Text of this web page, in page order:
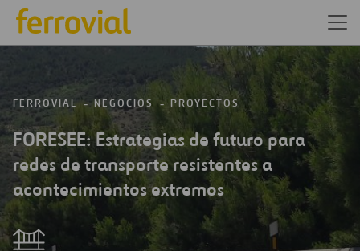
FERROVIAL NEGOCIOS PROYECTOS
FORESEE: Estrategias de futuro para
redes de transporte resistentes a
acontecimientos extremos